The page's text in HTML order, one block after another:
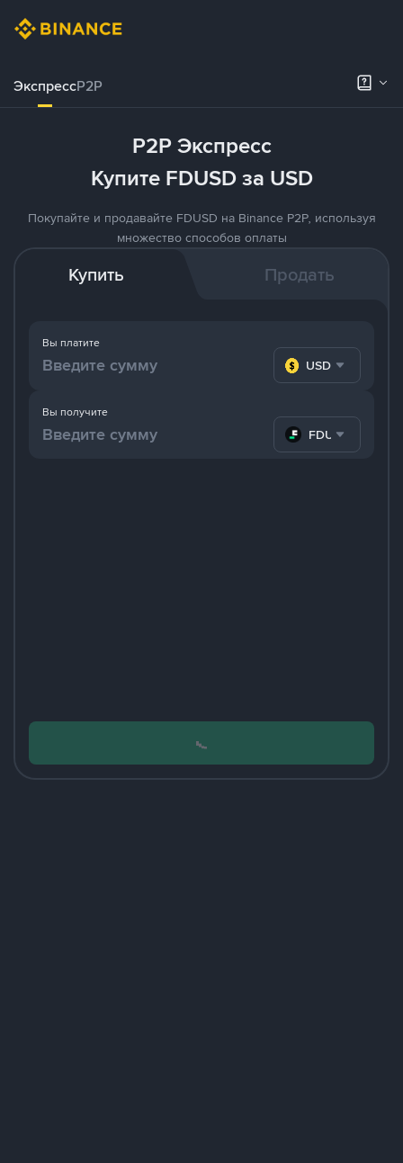
ЭкспрессP2P
P2P Экспресс
Купите FDUSD за USD
Покупайте и продавайте FDUSD на Binance P2P, используя
множество способов оплаты
Купить Продать
Вы платите
USD
Вы получите
FDUSD